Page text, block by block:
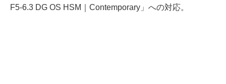
F5-6.3 DG OS HSM｜Contemporary」への対応。